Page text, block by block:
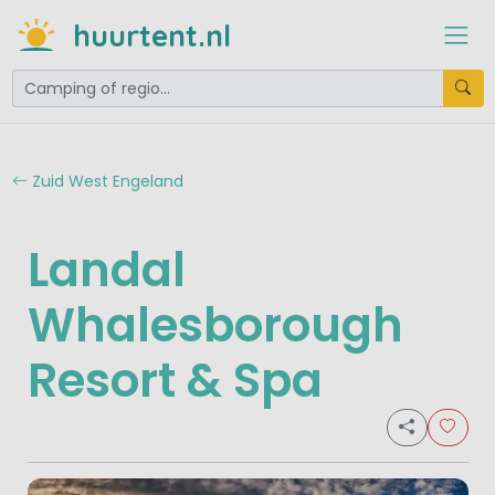
huurtent.nl
Zuid West Engeland
Landal
Whalesborough
Resort & Spa